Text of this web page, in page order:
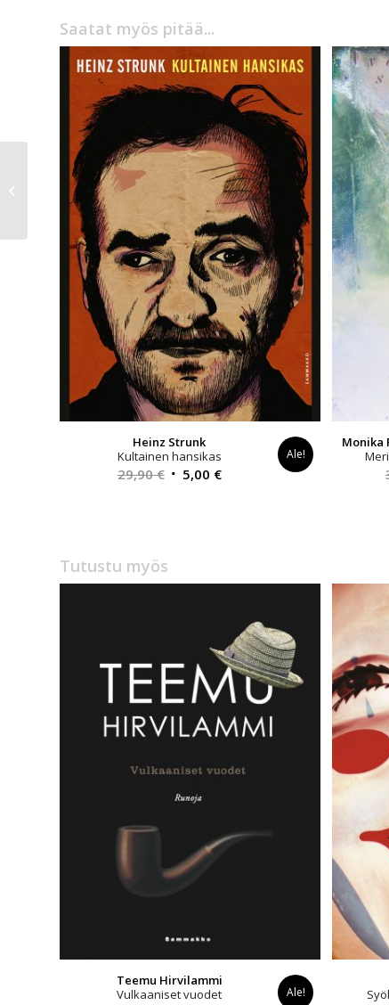
Saatat myös pitää...
Heinz Strunk
Kultainen hansikas
29,90€ Alkuperäinen
5,00 €Nykyinen
Ale!
Monika
Tutustu myös
Teemu Hirvilammi
Vulkaaniset vuodet
Ale!
Elin Willows
Sisämaa